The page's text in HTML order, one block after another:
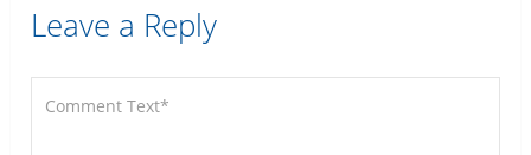
Leave a Reply